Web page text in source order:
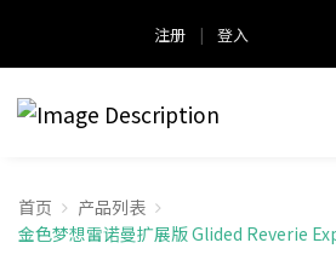
注册 | 登入
首页
产品列表
金色梦想雷诺曼扩展版 Glided Reverie